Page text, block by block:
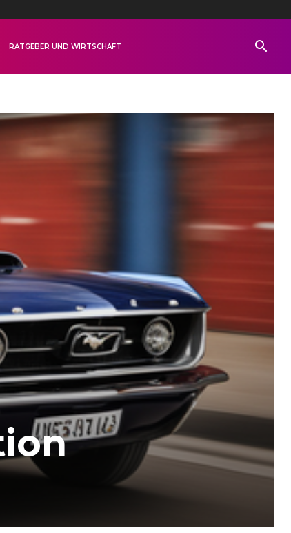
RATGEBER UND WIRTSCHAFT